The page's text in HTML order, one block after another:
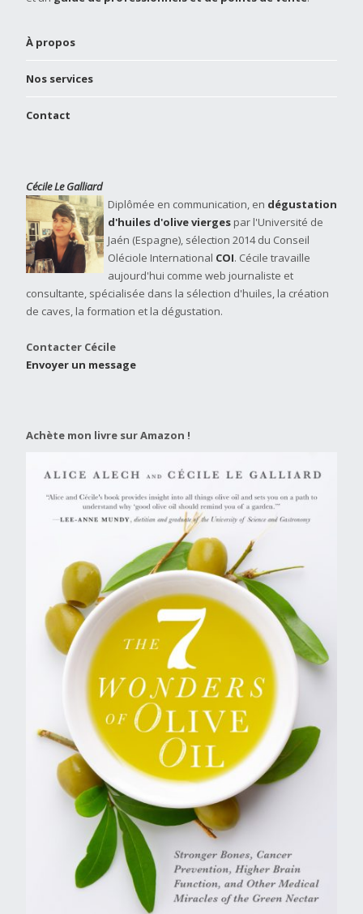
À propos
Nos services
Contact
Cécile Le Galliard
Diplômée en communication, en dégustation
d'huiles d'olive vierges par l'Université de
Jaén (Espagne), sélection 2014 du Conseil
Oléciole International COI. Cécile travaille
aujourd'hui comme web journaliste et
consultante, spécialisée dans la sélection d'huiles, la création
de caves, la formation et la dégustation.
Contacter Cécile
Envoyer un message
Achète mon livre sur Amazon !